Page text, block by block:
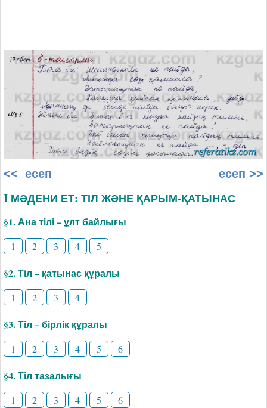
<< есеп есеп >>
I МӘДЕНИ ЕТ: ТІЛ ЖӘНЕ ҚАРЫМ-ҚАТЫНАС
§1. Ана тілі – ұлт байлығы
1 2 3 4 5
§2. Тіл – қатынас құралы
1 2 3 4
§3. Тіл – бірлік құралы
1 2 3 4 5 6
§4. Тіл тазалығы
1 2 3 4 5 6